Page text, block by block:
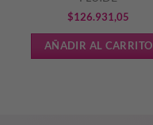
$126.931,05
AÑADIR AL CARRITO